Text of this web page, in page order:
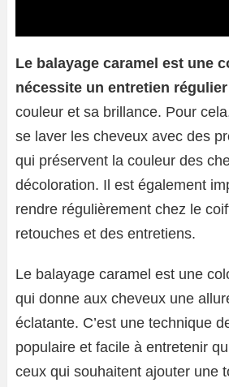
Le balayage caramel est une
nécessite un entretien régulier
couleur et sa brillance. Pour
se laver les cheveux avec des
qui préservent la couleur des
décoloration. Il est également
rendre régulièrement chez le
retouches et des entretiens.
Le balayage caramel est une
qui donne aux cheveux une
éclatante. C’est une technique
populaire et facile à entretenir
ceux qui souhaitent ajouter une